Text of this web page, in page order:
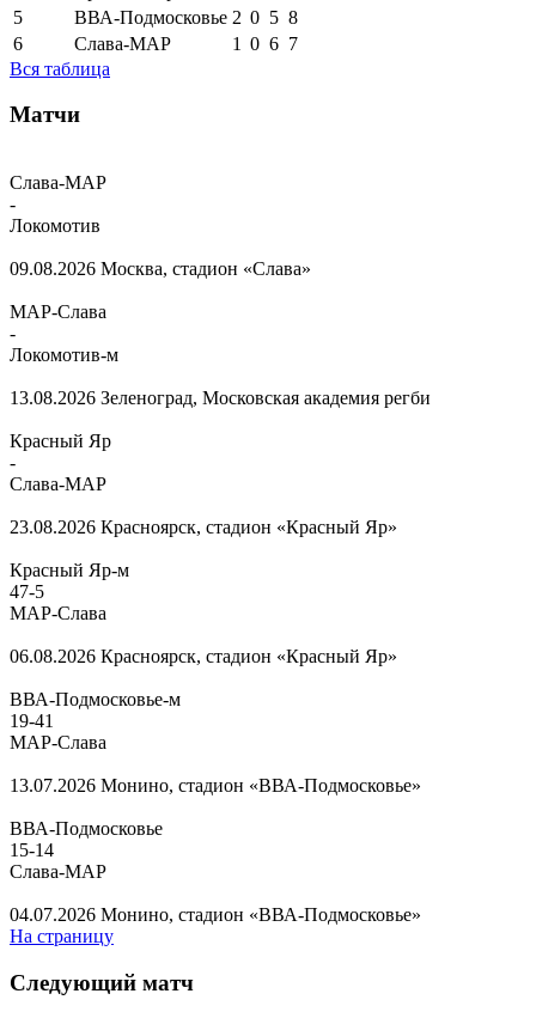
5
ВВА-Подмосковье 2 0 5 8
6
Слава-МАР 1 0 6 7
Вся таблица
Матчи
Слава-МАР
-
Локомотив
09.08.2026 Москва, стадион «Слава»
МАР-Слава
-
Локомотив-м
13.08.2026 Зеленоград, Московская академия регби
Красный Яр
-
Слава-МАР
23.08.2026 Красноярск, стадион «Красный Яр»
Красный Яр-м
47-5
МАР-Слава
06.08.2026 Красноярск, стадион «Красный Яр»
ВВА-Подмосковье-м
19-41
МАР-Слава
13.07.2026 Монино, стадион «ВВА-Подмосковье»
ВВА-Подмосковье
15-14
Слава-МАР
04.07.2026 Монино, стадион «ВВА-Подмосковье»
На страницу
Следующий матч